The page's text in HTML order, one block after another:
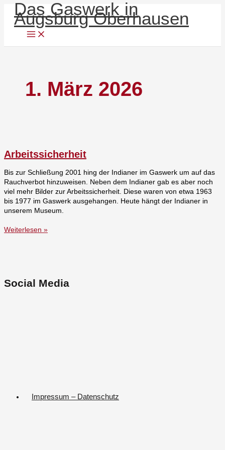
Zum
Inhalt
springen
Das Gaswerk in
Augsburg Oberhausen
1. März 2026
Arbeitssicherheit
Bis zur Schließung 2001 hing der Indianer im Gaswerk um auf das
Rauchverbot hinzuweisen. Neben dem Indianer gab es aber noch
viel mehr Bilder zur Arbeitssicherheit. Diese waren von etwa 1963
bis 1977 im Gaswerk ausgehangen. Heute hängt der Indianer in
unserem Museum.
Arbeitssicherheit
Weiterlesen »
Social Media
Menü
Impressum – Datenschutz